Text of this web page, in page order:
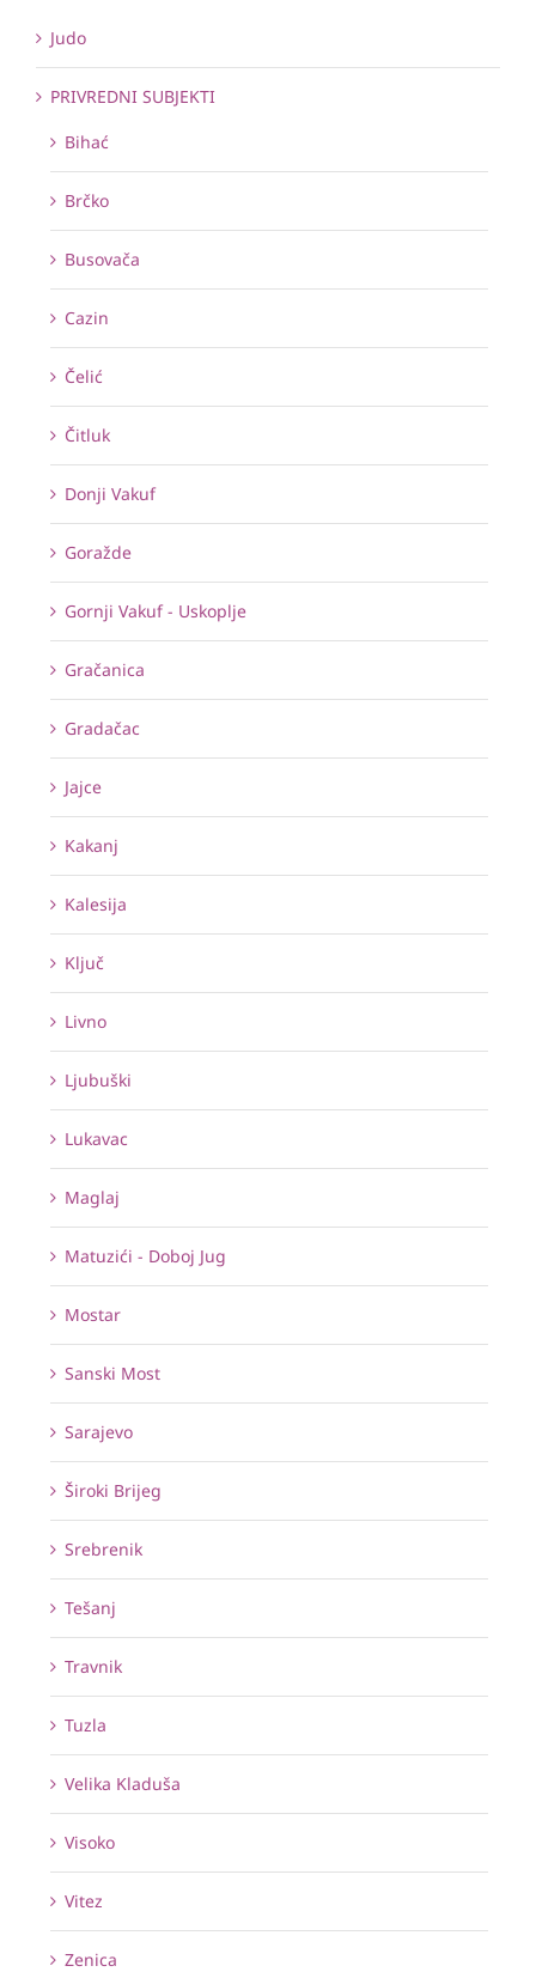
Judo
PRIVREDNI SUBJEKTI
Bihać
Brčko
Busovača
Cazin
Čelić
Čitluk
Donji Vakuf
Goražde
Gornji Vakuf - Uskoplje
Gračanica
Gradačac
Jajce
Kakanj
Kalesija
Ključ
Livno
Ljubuški
Lukavac
Maglaj
Matuzići - Doboj Jug
Mostar
Sanski Most
Sarajevo
Široki Brijeg
Srebrenik
Tešanj
Travnik
Tuzla
Velika Kladuša
Visoko
Vitez
Zenica